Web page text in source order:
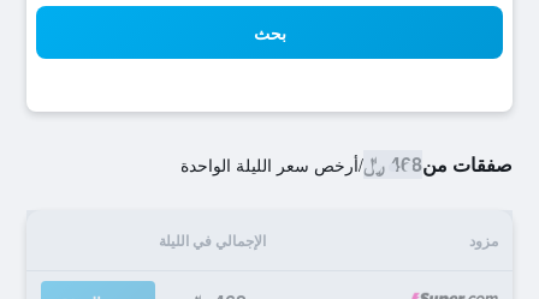
بحث
صفقات من468 ﷼ /أرخص سعر الليلة الواحدة
مزود الإجمالي في الليلة